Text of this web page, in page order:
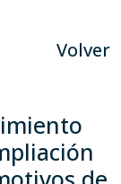
Volver